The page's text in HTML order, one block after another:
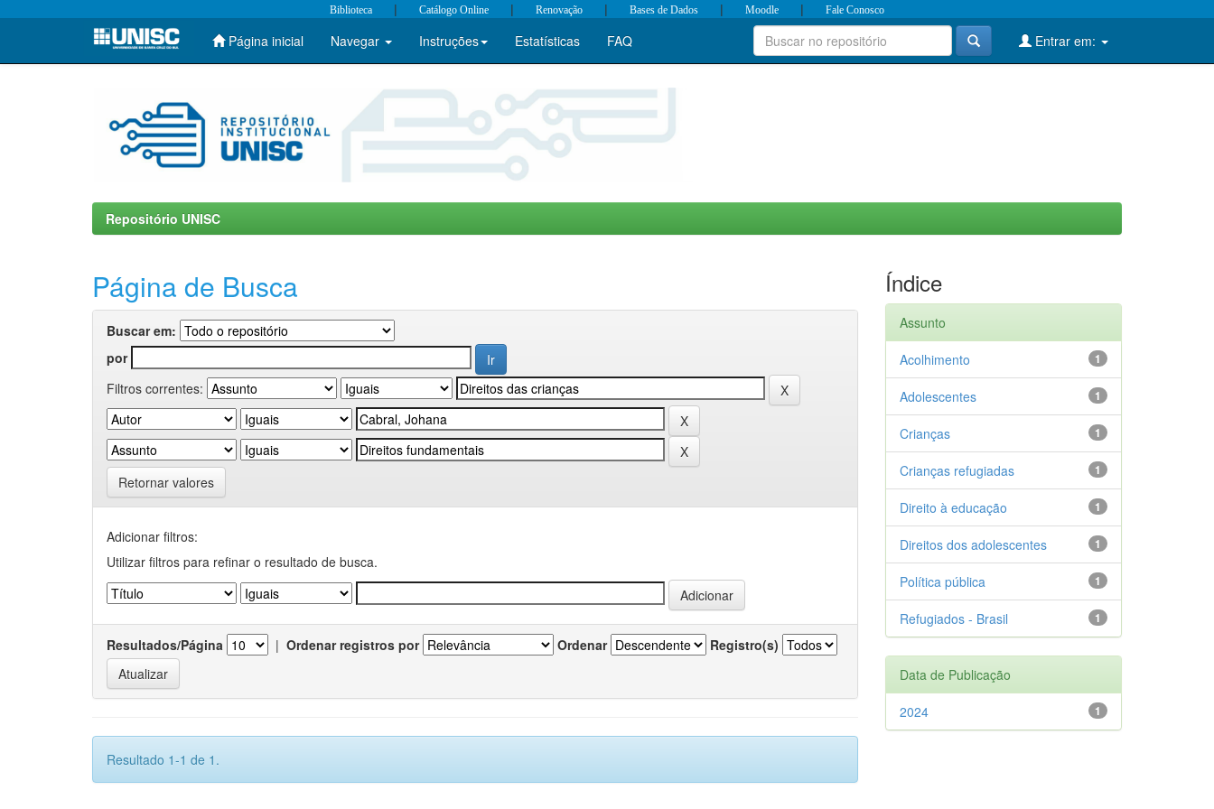
Skip
Biblioteca | Catálogo Online | Renovação | Bases de Dados | Moodle | Fale Conosco
Página inicial Navegar Instruções Estatísticas FAQ Entrar em:
Repositório UNISC
Página de Busca
Buscar em:
por
Filtros correntes:
Retornar valores
Adicionar filtros:
Utilizar filtros para refinar o resultado de busca.
Resultados/Página | Ordenar registros por Ordenar Registro(s)
Resultado 1-1 de 1.
Índice
Assunto
1
Acolhimento
1
Adolescentes
1
Crianças
1
Crianças refugiadas
1
Direito à educação
1
Direitos dos adolescentes
1
Política pública
1
Refugiados - Brasil
Data de Publicação
1
2024